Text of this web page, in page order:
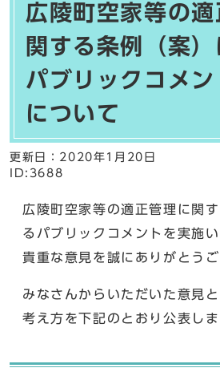
広陵町空家等の適
関する条例（案
パブリックコメ
について
更新日： 2020年1月20日
ID:3688
広陵町空家等の適正管理に関
るパブリックコメントを実施
貴重な意見を誠にありがとうご
みなさんからいただいた意見
考え方を下記のとおり公表しま